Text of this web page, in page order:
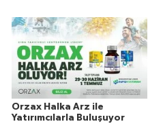
Orzax Halka Arz ile
Yatırımcılarla Buluşuyor